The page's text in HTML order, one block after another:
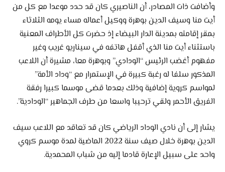
وأضافت ذات المصادر، أن الناصيري كان قد حدد موعدا مع كل من
أيت منا وسيف الدين بوهرة ووكيل أعماله مساء يومه الثلاثاء
بمقر إقامته بمدينة الدار البيضاء إذ حضرت كل الأطراف المعنية
باستثناء أيت منا الذي أقفل هاتفه في سيناريو غريب وغير
مفهوم أغضب الرئيس “الودادي” وبوهرة معا، مشيرة أن اللاعب
المذكور سلفا له رغبة كبيرة في الإستمرار مع “وداد الأمة”
لمواسم كروية إضافية وذلك بعدما قضى موسما كبيرا رفقة
الفريق الأحمر ولقي ترحيبا واسعا من طرف الجماهير “الودادية”.
يشار إلى أن نادي الوداد الرياضي كان قد تعاقد مع اللاعب سيف
الدين بوهرة خلال صيف سنة 2022 الماضية لمدة موسم كروي
واحد على سبيل الإعارة قادما إليه من شباب المحمدية.